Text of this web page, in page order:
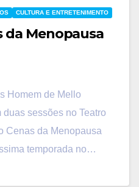
CULTURA E ENTRETENIMENTO
da Menopausa
Homem de Mello
sessões no Teatro
Cenas da Menopausa
temporada no…